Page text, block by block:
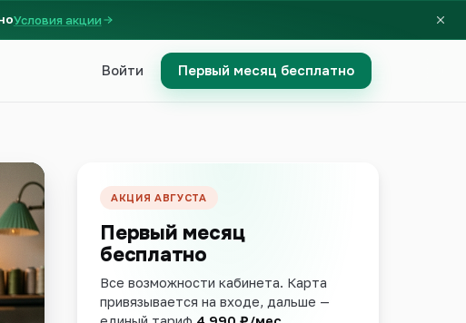
Условия акции
Войти Первый месяц бесплатно
АКЦИЯ АВГУСТА
Первый месяц
бесплатно
Все возможности кабинета. Карта
привязывается на входе, дальше —